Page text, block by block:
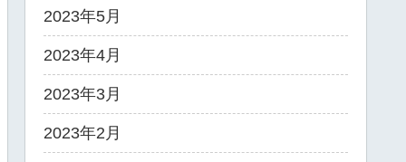
2023年5月
2023年4月
2023年3月
2023年2月